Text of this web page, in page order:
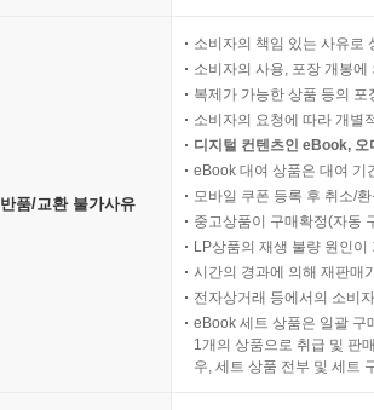
반품/교환 불가사유
소비자의 책임 있는 사유로
소비자의 사용, 포장 개봉
복제가 가능한 상품 등의
소비자의 요청에 따라 개별
디지털 컨텐츠인 eBook,
eBook 대여 상품은 대여 기
모바일 쿠폰 등록 후 취소/
중고상품이 구매확정(자동
LP상품의 재생 불량 원인
시간의 경과에 의해 재판매
전자상거래 등에서의 소비
eBook 세트 상품은 일괄 구
1개의 상품으로 취급 및 판
우, 세트 상품 전부 및 세트